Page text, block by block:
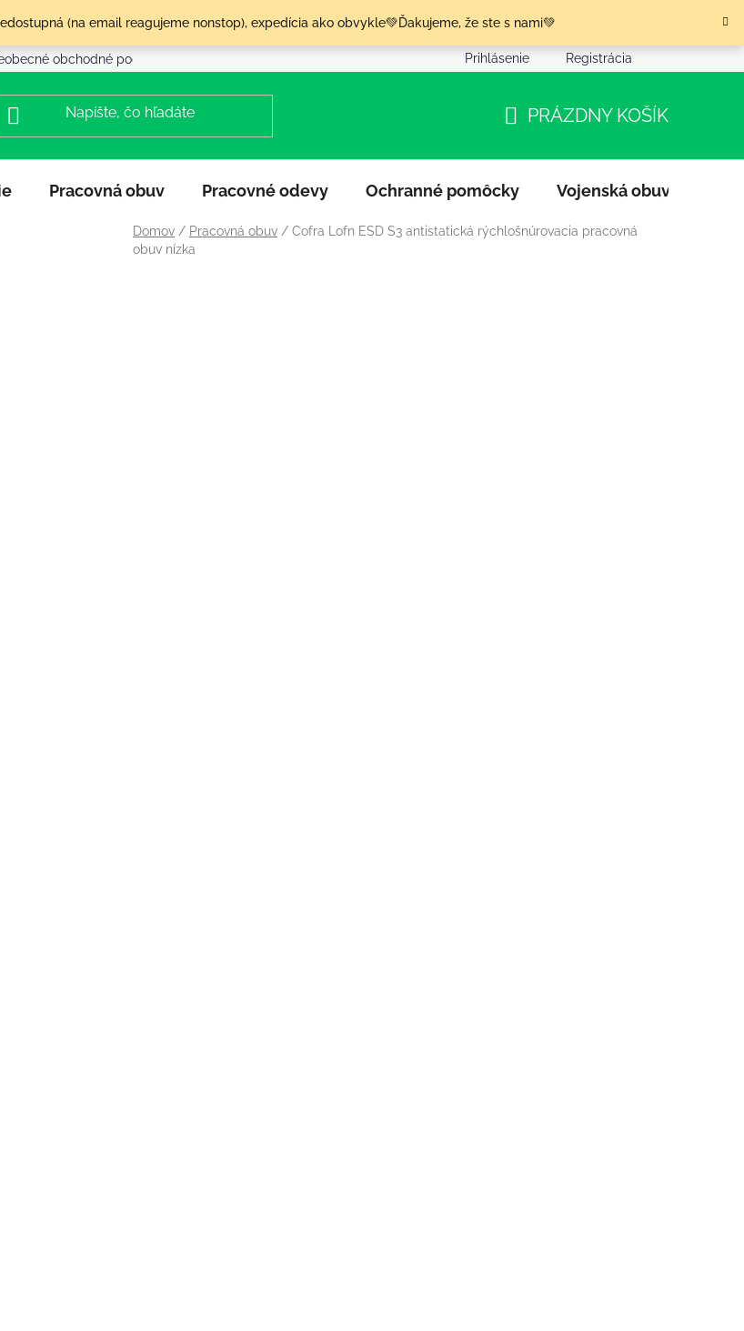
(na email reagujeme nonstop), expedícia ako obvykle💚Ďakujeme, že ste s nami💚
obchodné podmienky Podmienky ochrany osobných údajov
Prihlásenie Registrácia
KOŠÍK
PRÁZDNY KOŠÍK
Pracovná obuv Pracovné odevy Ochranné pomôcky Vojenská obuv
Domov / Pracovná obuv / Cofra Lofn ESD S3 antistatická rýchlošnúrovacia pracovná
obuv nízka